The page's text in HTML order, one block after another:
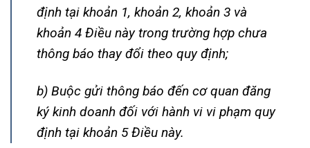
định tại khoản 1, khoản 2, khoản 3 và
khoản 4 Điều này trong trường hợp chưa
thông báo thay đổi theo quy định;
b) Buộc gửi thông báo đến cơ quan đăng
ký kinh doanh đối với hành vi vi phạm quy
định tại khoản 5 Điều này.